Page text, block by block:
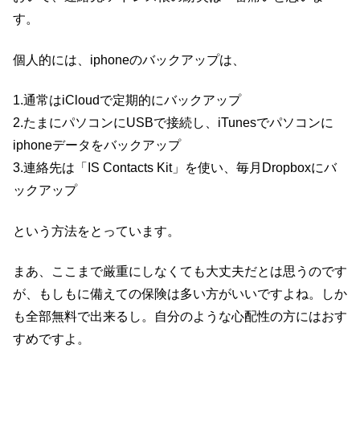
す。
個人的には、iphoneのバックアップは、
1.通常はiCloudで定期的にバックアップ
2.たまにパソコンにUSBで接続し、iTunesでパソコンに
iphoneデータをバックアップ
3.連絡先は「IS Contacts Kit」を使い、毎月Dropboxにバ
ックアップ
という方法をとっています。
まあ、ここまで厳重にしなくても大丈夫だとは思うのです
が、もしもに備えての保険は多い方がいいですよね。しか
も全部無料で出来るし。自分のような心配性の方にはおす
すめですよ。